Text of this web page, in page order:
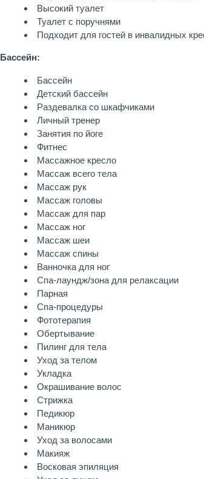
Высокий туалет
Туалет с поручнями
Подходит для гостей в инвалидных
Бассейн:
Бассейн
Детский бассейн
Раздевалка со шкафчиками
Личный тренер
Занятия по йоге
Фитнес
Массажное кресло
Массаж всего тела
Массаж рук
Массаж головы
Массаж для пар
Массаж ног
Массаж шеи
Массаж спины
Ванночка для ног
Спа-лаундж/зона для релаксации
Парная
Спа-процедуры
Фототерапия
Обертывание
Пилинг для тела
Уход за телом
Укладка
Окрашивание волос
Стрижка
Педикюр
Маникюр
Уход за волосами
Макияж
Восковая эпиляция